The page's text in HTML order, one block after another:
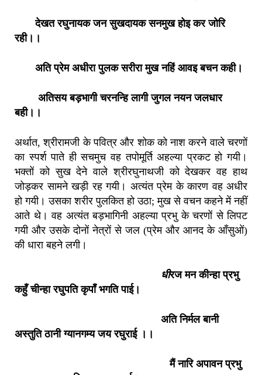
देखत रघुनायक जन सुखदायक सनमुख होइ कर जोरि
रही।।
अति प्रेम अधीरा पुलक सरीरा मुख नहिं आवइ बचन कही।
अतिसय बड़भागी चरनन्हि लागी जुगल नयन जलधार
बही।।
अर्थात, श्रीरामजी के पवित्र और शोक को नाश करने वाले चरणों
का स्पर्श पाते ही सचमुच वह तपोमूर्ति अहल्या प्रकट हो गयी।
भक्तों को सुख देने वाले श्रीरघुनाथजी को देखकर वह हाथ
जोड़कर सामने खड़ी रह गयी। अत्यंत प्रेम के कारण वह अधीर
हो गयी। उसका शरीर पुलकित हो उठा; मुख से वचन कहने में नहीं
आते थे। वह अत्यंत बड़भागिनी अहल्या प्रभु के चरणों से लिपट
गयी और उसके दोनों नेत्रों से जल (प्रेम और आनद के आँसुओं)
की धारा बहने लगी।
धीरज मन कीन्हा प्रभु
कहुँ चीन्हा रघुपति कृपाँ भगति पाई।
अति निर्मल बानी
अस्तुति ठानी ग्यानगम्य जय रघुराई ।।
मैं नारि अपावन प्रभु